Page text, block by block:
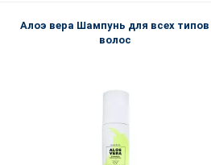
Алоэ вера Шампунь для всех типов
волос